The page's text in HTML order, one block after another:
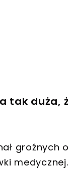
tak
medycznej.